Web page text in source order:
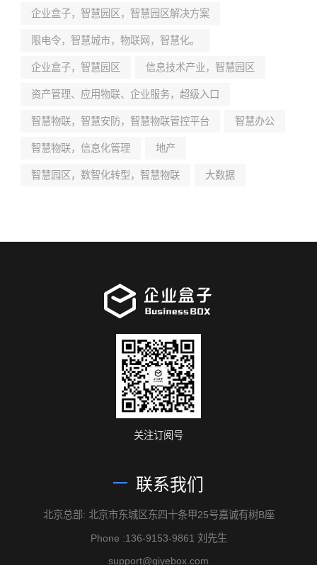
企业盒子，智慧园区，智慧园区解决方案
限电令，智慧城市，物联网，智慧化。
企业盒子，智慧园区 信息技术产业，智慧园区
资产管理、应用物联、企业服务，超级入口
智慧物联，智慧安防，智慧物联管控平台 智慧办公
智慧物联，信息化管理 地产
智慧园区，数智化转型，智慧物联 大数据
关注订阅号
联系我们
北京总部: 北京市东城区东四十条甲25号嘉诚有树B座
Phone :136-9153-9861 刘先生
support@qiyebox.com